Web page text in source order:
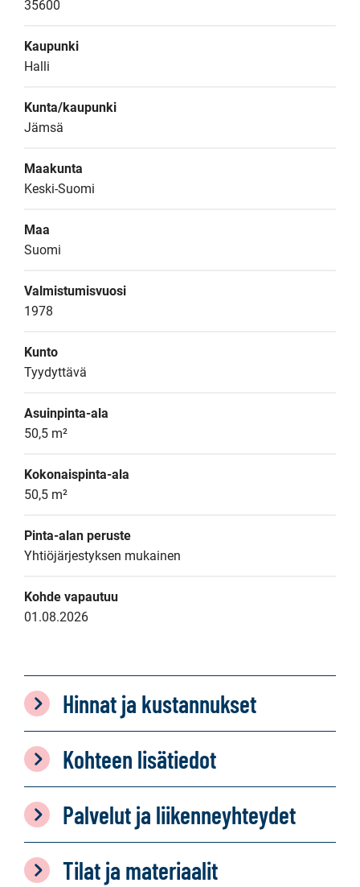
35600
Kaupunki
Halli
Kunta/kaupunki
Jämsä
Maakunta
Keski-Suomi
Maa
Suomi
Valmistumisvuosi
1978
Kunto
Tyydyttävä
Asuinpinta-ala
50,5 m²
Kokonaispinta-ala
50,5 m²
Pinta-alan peruste
Yhtiöjärjestyksen mukainen
Kohde vapautuu
01.08.2026
Hinnat ja kustannukset
Kohteen lisätiedot
Palvelut ja liikenneyhteydet
Tilat ja materiaalit